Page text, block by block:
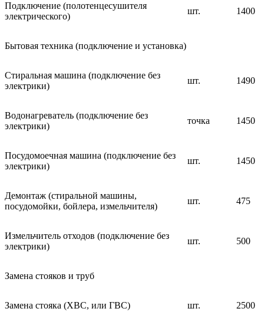
Подключение (полотенцесушителя
электрического)
шт. 1400
Бытовая техника (подключение и установка)
Стиральная машина (подключение без
электрики)
шт. 1490
Водонагреватель (подключение без
электрики)
точка 1450
Посудомоечная машина (подключение без
электрики)
шт. 1450
Демонтаж (стиральной машины,
посудомойки, бойлера, измельчителя)
шт. 475
Измельчитель отходов (подключение без
электрики)
шт. 500
Замена стояков и труб
Замена стояка (ХВС, или ГВС) шт. 2500